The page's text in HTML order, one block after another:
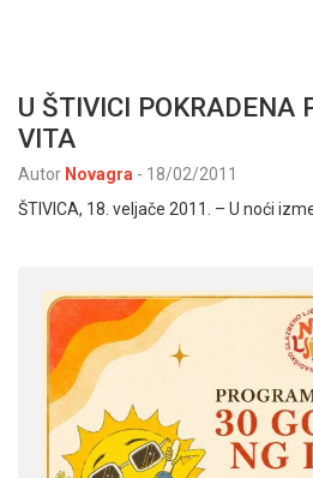
U ŠTIVICI POKRADENA
VITA
Autor Novagra - 18/02/2011
ŠTIVICA, 18. veljače 2011. – U noći